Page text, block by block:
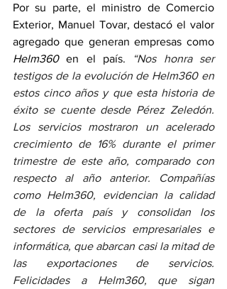
Por su parte, el ministro de Comercio
Exterior, Manuel Tovar, destacó el valor
Helm360 en el país.
“Nos honra ser
testigos de la evolución de Helm360 en
estos cinco años y que esta historia de
éxito se cuente desde Pérez Zeledón.
Los servicios mostraron un acelerado
crecimiento de 16% durante el primer
trimestre de este año, comparado con
respecto al año anterior. Compañías
como Helm360, evidencian la calidad
de la oferta país y consolidan los
sectores de servicios empresariales e
informática, que abarcan casi la mitad de
las exportaciones de servicios.
Felicidades a Helm360, que sigan